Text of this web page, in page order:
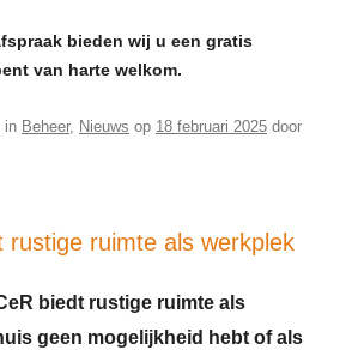
bieden wij u een gratis
van harte welkom.
in Beheer, Nieuws op 18 februari 2025 door
rustige ruimte als werkplek
biedt rustige ruimte als
geen mogelijkheid hebt of als